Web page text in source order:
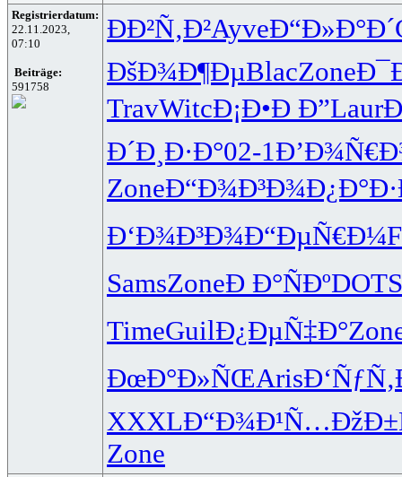
Registrierdatum:
22.11.2023,
07:10
Beiträge:
591758
ÐÐ²Ñ‚Ð²AyveÐ“Ð»Ð°Ð´
ÐšÐ¾Ð¶ÐµBlacZone
TravWitcÐ¡Ð•Ð Ð”Laur
Ð´Ð¸Ð·Ð°02-1
ZoneÐ“Ð¾Ð³Ð¾
Ð‘Ð¾Ð³Ð¾Ð“ÐµÑ€Ð¼
SamsZoneÐ Ð°ÑÐºDOTS
TimeGuilÐ¿ÐµÑ‡Ð°
ÐœÐ°Ð»ÑŒAris
XXXLÐ“Ð¾Ð¹Ñ…
Zone